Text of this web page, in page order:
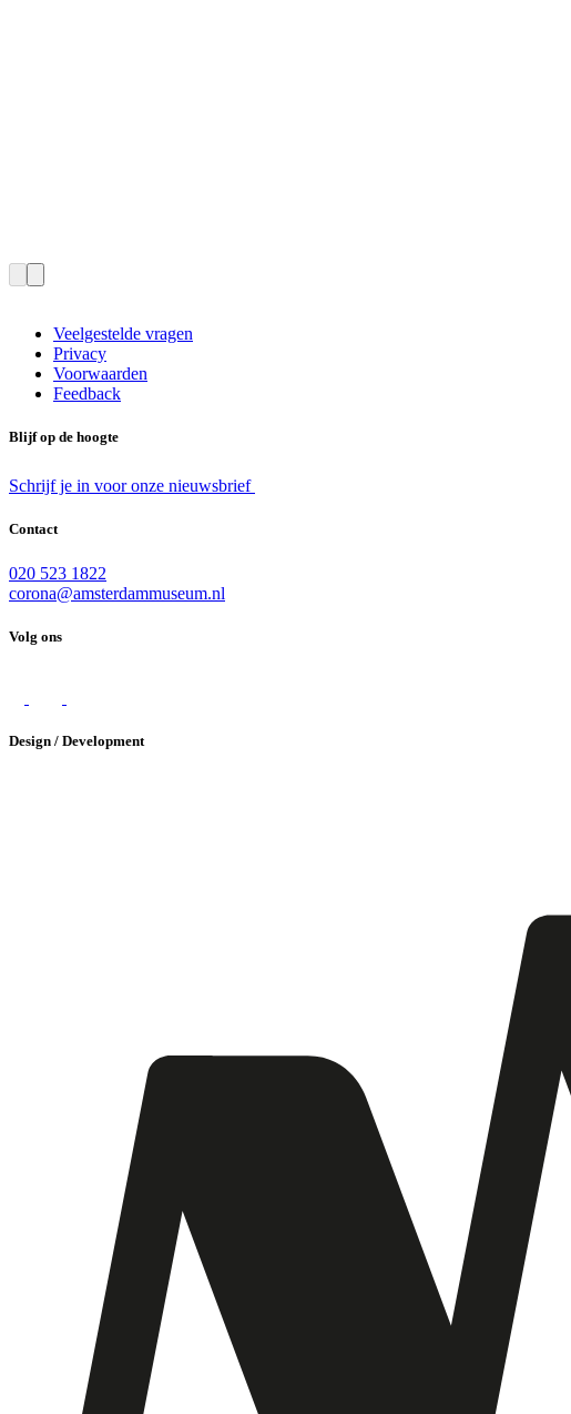
Veelgestelde vragen
Privacy
Voorwaarden
Feedback
Blijf op de hoogte
Schrijf je in voor onze nieuwsbrief
Contact
020 523 1822
corona@amsterdammuseum.nl
Volg ons
Design / Development